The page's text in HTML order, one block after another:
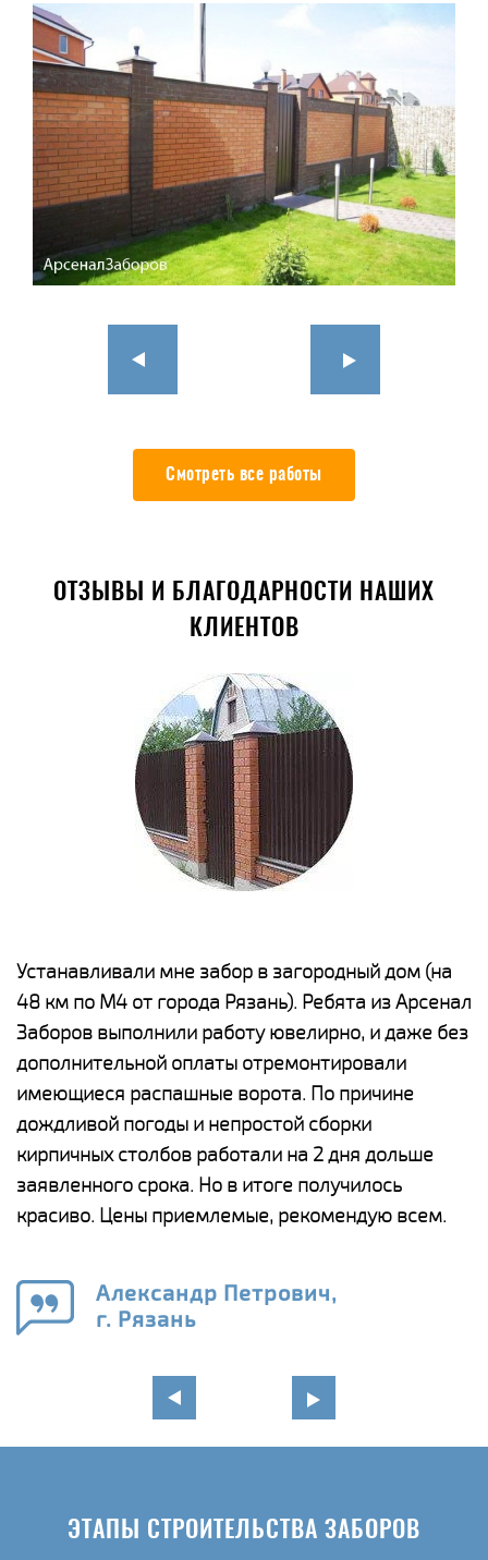
Смотреть все работы
ОТЗЫВЫ И БЛАГОДАРНОСТИ НАШИХ
КЛИЕНТОВ
Устанавливали мне забор в загородный дом (на
48 км по М4 от города Рязань). Ребята из Арсенал
Заборов выполнили работу ювелирно, и даже без
дополнительной оплаты отремонтировали
имеющиеся распашные ворота. По причине
дождливой погоды и непростой сборки
кирпичных столбов работали на 2 дня дольше
заявленного срока. Но в итоге получилось
красиво. Цены приемлемые, рекомендую всем.
Александр Петрович,
г. Рязань
ЭТАПЫ СТРОИТЕЛЬСТВА ЗАБОРОВ